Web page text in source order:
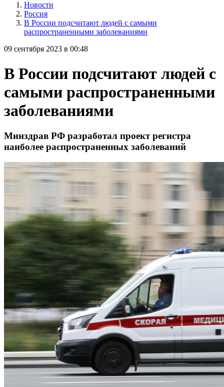
Новости
Россия
В России подсчитают людей с самыми
распространенными заболеваниями
09 сентября 2023 в 00:48
В России подсчитают людей с
самыми распространенными
заболеваниями
Минздрав РФ разработал проект регистра
наиболее распространенных заболеваний